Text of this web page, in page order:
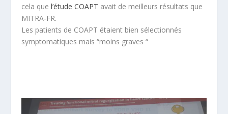
cela quel’étude COAPT avait de meilleurs résultats que
MITRA-FR.
Les patients de COAPT étaient bien sélectionnés
symptomatiques mais “moins graves “